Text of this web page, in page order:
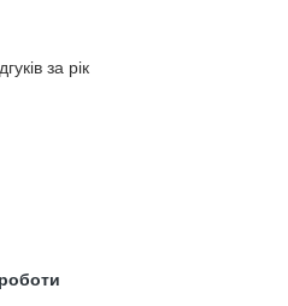
за рік